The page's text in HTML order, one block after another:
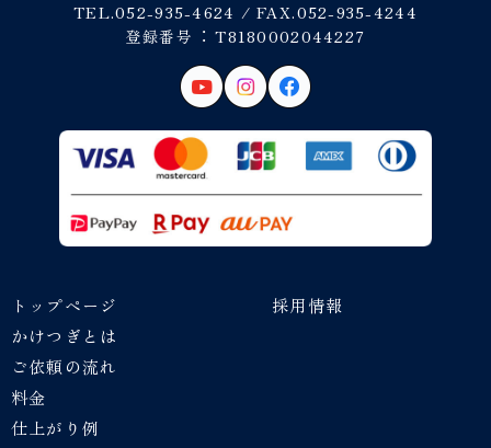
TEL.052-935-4624 / FAX.052-935-4244
登録番号︓ T8180002044227
トップページ
かけつぎとは
ご依頼の流れ
料金
仕上がり例
採用情報